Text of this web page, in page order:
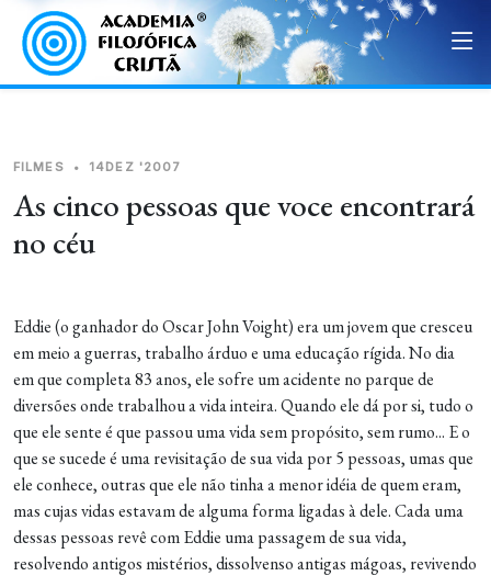
FILMES • 14DEZ '2007
As cinco pessoas que voce encontrará
no céu
Eddie (o ganhador do Oscar John Voight) era um jovem que cresceu
em meio a guerras, trabalho árduo e uma educação rígida. No dia
em que completa 83 anos, ele sofre um acidente no parque de
diversões onde trabalhou a vida inteira. Quando ele dá por si, tudo o
que ele sente é que passou uma vida sem propósito, sem rumo... E o
que se sucede é uma revisitação de sua vida por 5 pessoas, umas que
ele conhece, outras que ele não tinha a menor idéia de quem eram,
mas cujas vidas estavam de alguma forma ligadas à dele. Cada uma
dessas pessoas revê com Eddie uma passagem de sua vida,
resolvendo antigos mistérios, dissolvenso antigas mágoas, revivendo